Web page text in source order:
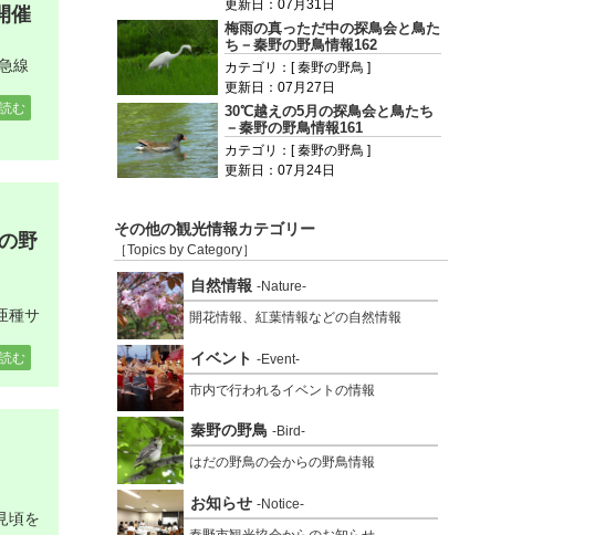
催
線
む
野
種サ
む
頃を
更新日：07月31日
梅雨の真っただ中の探鳥会と鳥た
ち－秦野の野鳥情報162
カテゴリ：[ 秦野の野鳥 ]
更新日：07月27日
30℃越えの5月の探鳥会と鳥たち
－秦野の野鳥情報161
カテゴリ：[ 秦野の野鳥 ]
更新日：07月24日
その他の観光情報カテゴリー
［Topics by Category］
自然情報-Nature-
開花情報、紅葉情報などの自然情報
イベント-Event-
市内で行われるイベントの情報
秦野の野鳥-Bird-
はだの野鳥の会からの野鳥情報
お知らせ-Notice-